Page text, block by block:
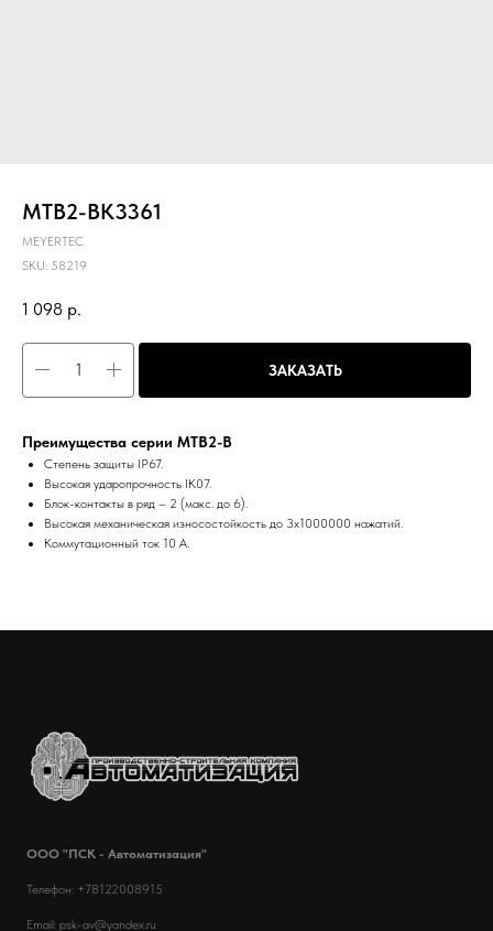
MTB2-BK3361
MEYERTEC
SKU: 58219
1 098 р.
ЗАКАЗАТЬ
Преимущества серии MTB2-B
Степень защиты IP67.
Высокая ударопрочность IK07.
Блок-контакты в ряд – 2 (макс. до 6).
Высокая механическая износостойкость до 3x1000000 нажатий.
Коммутационный ток 10 А.
ООО "ПСК - Автоматизация"
Телефон: +78122008915
Email: psk-av@yandex.ru